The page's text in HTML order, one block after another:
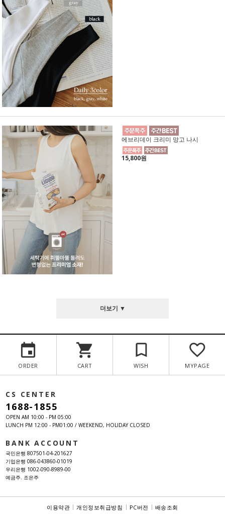
에브리데이 크리미 망고 나시
15,800원
더보기 ▼
ORDER CART WISH MYPAGE
CS CENTER
1688-1855
OPEN AM 10:00 - PM 05:00
LUNCH PM 12:00 - PM01:00 / WEEKEND, HOLIDAY CLOSED
BANK ACCOUNT
국민은행 807501-04-201627
기업은행 086-043860-01019
우리은행 1002-090-8989-00
예금주. 조은주
이용약관 개인정보취급방침 PC버전 배송조회